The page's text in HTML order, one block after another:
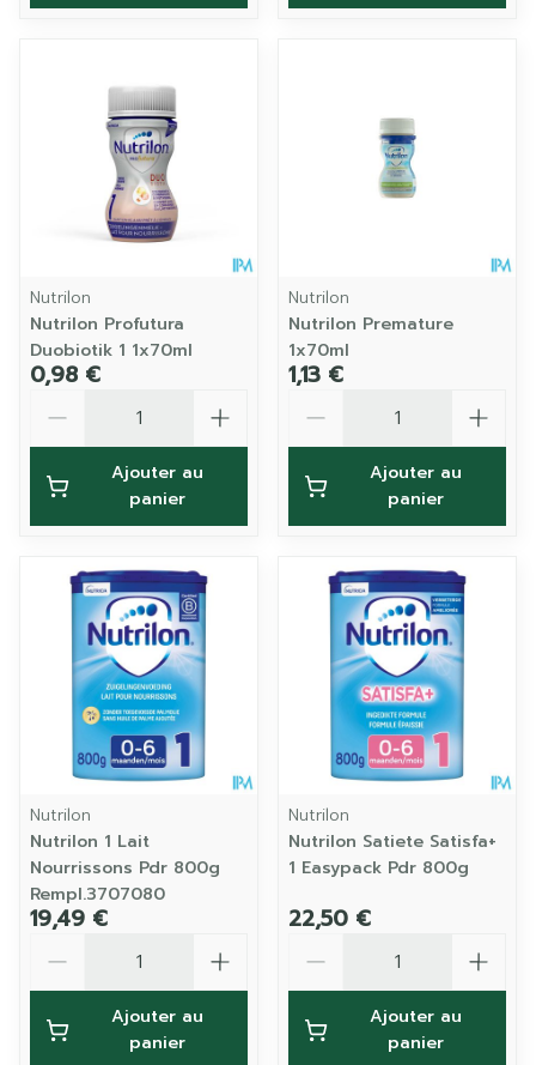
Nutrilon
Nutrilon Profutura
Duobiotik 1 1x70ml
0,98 €
Ajouter au
panier
Nutrilon
Nutrilon Premature
1x70ml
1,13 €
Ajouter au
panier
Nutrilon
Nutrilon 1 Lait
Nourrissons Pdr 800g
Rempl.3707080
19,49 €
Ajouter au
panier
Nutrilon
Nutrilon Satiete Satisfa+
1 Easypack Pdr 800g
22,50 €
Ajouter au
panier